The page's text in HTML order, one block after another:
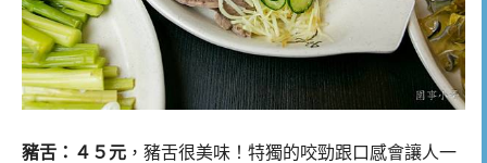
豬舌：４５元 ，豬舌很美味！特獨的咬勁跟口感會讓人一